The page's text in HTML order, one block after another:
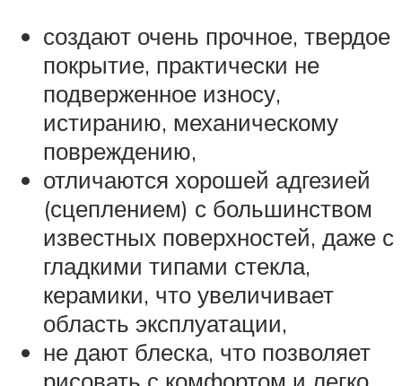
создают очень прочное, твердое
покрытие, практически не
подверженное износу,
истиранию, механическому
повреждению,
отличаются хорошей адгезией
(сцеплением) с большинством
известных поверхностей, даже с
гладкими типами стекла,
керамики, что увеличивает
область эксплуатации,
не дают блеска, что позволяет